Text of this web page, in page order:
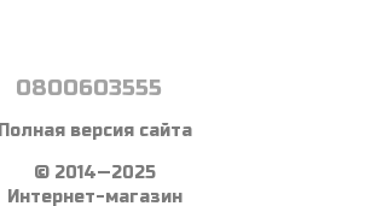
0800603555
Полная версия сайта
© 2014—2025
Интернет-магазин